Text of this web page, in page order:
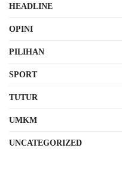
HEADLINE
OPINI
PILIHAN
SPORT
TUTUR
UMKM
UNCATEGORIZED